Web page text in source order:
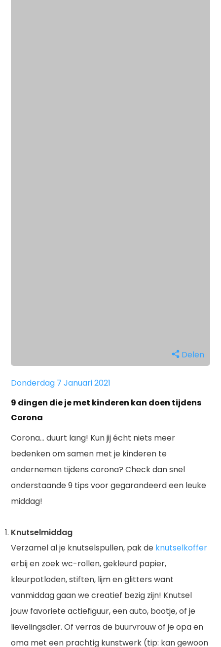
Delen
Donderdag 7 Januari 2021
9 dingen die je met kinderen kan doen tijdens
Corona
Corona… duurt lang! Kun jij écht niets meer
bedenken om samen met je kinderen te
ondernemen tijdens corona? Check dan snel
onderstaande 9 tips voor gegarandeerd een leuke
middag!
Knutselmiddag
Verzamel al je knutselspullen, pak de knutselkoffer
erbij en zoek wc-rollen, gekleurd papier,
kleurpotloden, stiften, lijm en glitters want
vanmiddag gaan we creatief bezig zijn! Knutsel
jouw favoriete actiefiguur, een auto, bootje, of je
lievelingsdier. Of verras de buurvrouw of je opa en
oma met een prachtig kunstwerk (tip: kan gewoon